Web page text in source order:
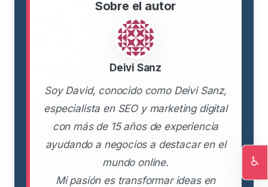
Sobre el autor
Deivi Sanz
Soy David, conocido como Deivi Sanz,
especialista en SEO y marketing digital
con más de 15 años de experiencia
ayudando a negocios a destacar en el
mundo online.
Mi pasión es transformar ideas en
♿